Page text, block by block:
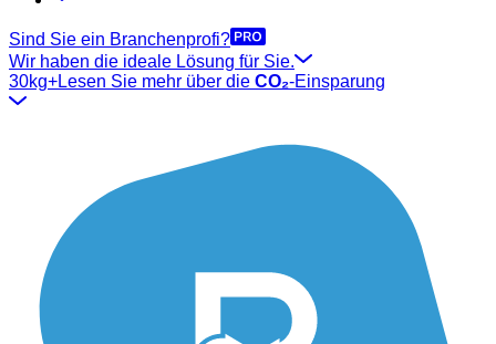
Sind Sie ein Branchenprofi?
Wir haben die ideale Lösung für Sie.
30kg+Lesen Sie mehr über die CO₂-Einsparung